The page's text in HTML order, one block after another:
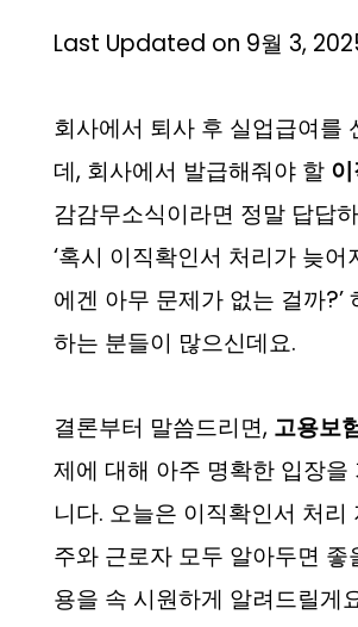
Last Updated on 9월 3,
회사에서 퇴사 후 실업급여를
데, 회사에서 발급해줘야 할
감감무소식이라면 정말 답답
‘혹시 이직확인서 처리가 늦어
에겐 아무 문제가 없는 걸까?’
하는 분들이 많으신데요.
결론부터 말씀드리면, 고용보
제에 대해 아주 명확한 입장을
니다. 오늘은 이직확인서 처리
주와 근로자 모두 알아두면 좋
용을 속 시원하게 알려드릴게